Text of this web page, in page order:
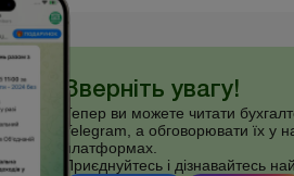
Зверніть увагу!
Тепер ви можете читати
Telegram, а обговорювати їх у
платформах.
Приєднуйтесь і дізнавайтесь